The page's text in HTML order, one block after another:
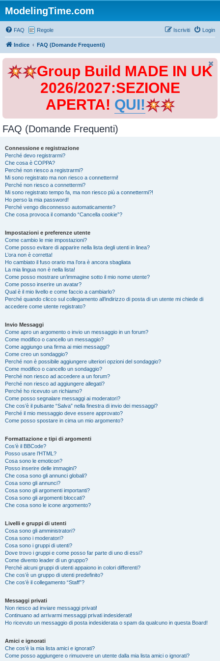
ModelingTime.com
FAQ Regole Login
Iscriviti
Indice FAQ (Domande Frequenti)
Group Build MADE IN UK
2026/2027:SEZIONE
APERTA! QUI!
FAQ (Domande Frequenti)
Connessione e registrazione
Perché devo registrarmi?
Che cosa è COPPA?
Perché non riesco a registrarmi?
Mi sono registrato ma non riesco a connettermi!
Perché non riesco a connettermi?
Mi sono registrato tempo fa, ma non riesco più a connettermi?!
Ho perso la mia password!
Perché vengo disconnesso automaticamente?
Che cosa provoca il comando “Cancella cookie”?
Impostazioni e preferenze utente
Come cambio le mie impostazioni?
Come posso evitare di apparire nella lista degli utenti in linea?
L’ora non è corretta!
Ho cambiato il fuso orario ma l’ora è ancora sbagliata
La mia lingua non è nella lista!
Come posso mostrare un’immagine sotto il mio nome utente?
Come posso inserire un avatar?
Qual è il mio livello e come faccio a cambiarlo?
Perché quando clicco sul collegamento all’indirizzo di posta di un utente mi chiede di
accedere come utente registrato?
Invio Messaggi
Come apro un argomento o invio un messaggio in un forum?
Come modifico o cancello un messaggio?
Come aggiungo una firma ai miei messaggi?
Come creo un sondaggio?
Perché non è possibile aggiungere ulteriori opzioni del sondaggio?
Come modifico o cancello un sondaggio?
Perché non riesco ad accedere a un forum?
Perché non riesco ad aggiungere allegati?
Perché ho ricevuto un richiamo?
Come posso segnalare messaggi ai moderatori?
Che cos’è il pulsante “Salva” nella finestra di invio dei messaggi?
Perché il mio messaggio deve essere approvato?
Come posso spostare in cima un mio argomento?
Formattazione e tipi di argomenti
Cos’è il BBCode?
Posso usare l’HTML?
Cosa sono le emoticon?
Posso inserire delle immagini?
Che cosa sono gli annunci globali?
Cosa sono gli annunci?
Cosa sono gli argomenti importanti?
Cosa sono gli argomenti bloccati?
Che cosa sono le icone argomento?
Livelli e gruppi di utenti
Cosa sono gli amministratori?
Cosa sono i moderatori?
Cosa sono i gruppi di utenti?
Dove trovo i gruppi e come posso far parte di uno di essi?
Come divento leader di un gruppo?
Perché alcuni gruppi di utenti appaiono in colori differenti?
Che cos’è un gruppo di utenti predefinito?
Che cos’è il collegamento “Staff”?
Messaggi privati
Non riesco ad inviare messaggi privati!
Continuano ad arrivarmi messaggi privati indesiderati!
Ho ricevuto un messaggio di posta indesiderata o spam da qualcuno in questa Board!
Amici e ignorati
Che cos’è la mia lista amici e ignorati?
Come posso aggiungere o rimuovere un utente dalla mia lista amici o ignorati?